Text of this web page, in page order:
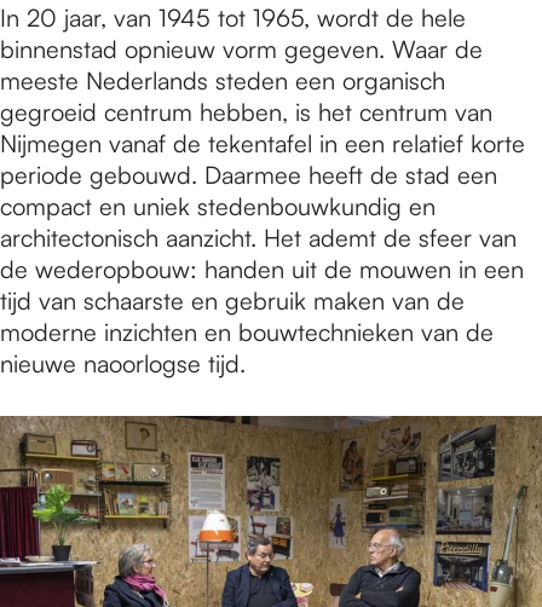
In 20 jaar, van 1945 tot 1965, wordt de hele
binnenstad opnieuw vorm gegeven. Waar de
meeste Nederlands steden een organisch
gegroeid centrum hebben, is het centrum van
Nijmegen vanaf de tekentafel in een relatief korte
periode gebouwd. Daarmee heeft de stad een
compact en uniek stedenbouwkundig en
architectonisch aanzicht. Het ademt de sfeer van
de wederopbouw: handen uit de mouwen in een
tijd van schaarste en gebruik maken van de
moderne inzichten en bouwtechnieken van de
nieuwe naoorlogse tijd.